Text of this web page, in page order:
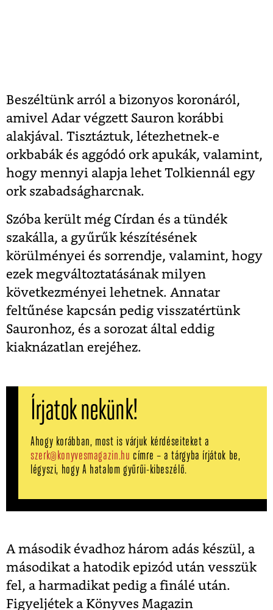
Beszéltünk arról a bizonyos koronáról,
amivel Adar végzett Sauron korábbi
alakjával. Tisztáztuk, létezhetnek-e
orkbabák és aggódó ork apukák, valamint,
hogy mennyi alapja lehet Tolkiennál egy
ork szabadságharcnak.
Szóba került még Círdan és a tündék
szakálla, a gyűrűk készítésének
körülményei és sorrendje, valamint, hogy
ezek megváltoztatásának milyen
következményei lehetnek. Annatar
feltűnése kapcsán pedig visszatértünk
Sauronhoz, és a sorozat által eddig
kiaknázatlan erejéhez.
Írjatok nekünk!
Ahogy korábban, most is várjuk kérdéseiteket a
szerk@konyvesmagazin.hu címre – a tárgyba írjátok be,
légyszi, hogy A hatalom gyűrűi-kibeszélő.
A második évadhoz három adás készül, a
másodikat a hatodik epizód után vesszük
fel, a harmadikat pedig a finálé után.
Figyeljétek a Könyves Magazin